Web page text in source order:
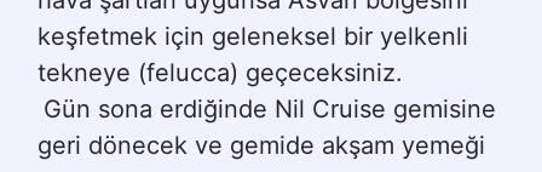
keşfetmek için geleneksel bir yelkenli
tekneye (felucca) geçeceksiniz.
Gün sona erdiğinde Nil Cruise gemisine
geri dönecek ve gemide akşam yemeği